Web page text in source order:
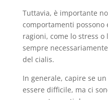
Tuttavia, è importante
comportamenti possono
ragioni, come lo stress o
sempre
del cialis.
In generale, capire se
essere difficile, ma ci